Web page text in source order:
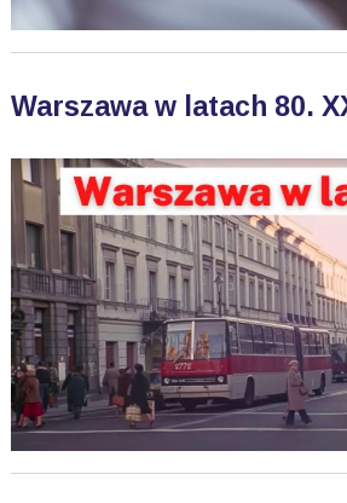
Warszawa w latach 80.